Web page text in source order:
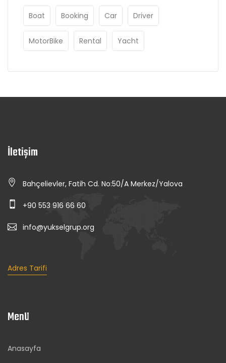
Boat Booking Car Driver
MotorBike Rental Yacht
İletişim
Bahçelievler, Fatih Cd. No:50/A Merkez/Yalova
+90 553 916 66 60
info@yukselgrup.org
Adres Tarifi
Menü
Anasayfa